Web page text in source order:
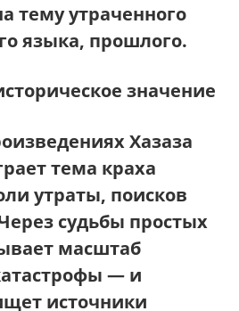
тему утраченного
языка, прошлого.
значение
Хазаза
тема краха
утраты, поисков
судьбы простых
масштаб
— и
источники